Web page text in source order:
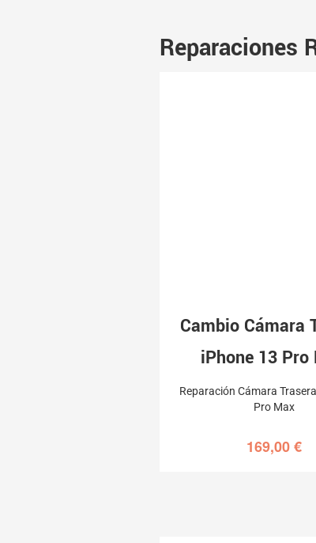
Reparaciones
Cambio Cámara
iPhone 13 Pro
Reparación Cámara
Pro Max
169,00€